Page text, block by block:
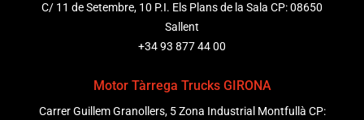
C/ 11 de Setembre, 10 P.I. Els Plans de la Sala CP: 08650
Sallent
+34 93 877 44 00
Motor Tàrrega Trucks GIRONA
Carrer Guillem Granollers, 5 Zona Industrial Montfullà CP: